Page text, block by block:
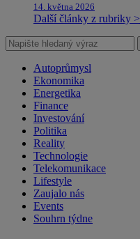
14. května 2026
Další články z rubriky >
Autoprůmysl
Ekonomika
Energetika
Finance
Investování
Politika
Reality
Technologie
Telekomunikace
Lifestyle
Zaujalo nás
Events
Souhrn týdne